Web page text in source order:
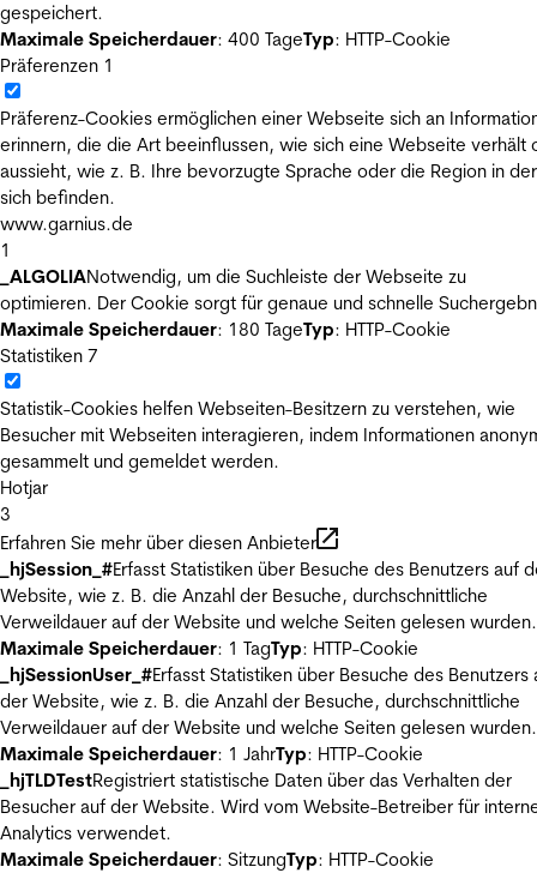
gespeichert.
Maximale Speicherdauer: 400 TageTyp: HTTP-Cookie
Präferenzen 1
Präferenz-Cookies ermöglichen einer Webseite sich an
erinnern, die die Art beeinflussen, wie sich eine Webseite verhält
aussieht, wie z. B. Ihre bevorzugte Sprache oder die Region in
sich befinden.
www.garnius.de
1
_ALGOLIANotwendig, um die Suchleiste der Webseite zu
optimieren. Der Cookie sorgt für genaue und schnelle
Maximale Speicherdauer: 180 TageTyp: HTTP-Cookie
Statistiken 7
Statistik-Cookies helfen Webseiten-Besitzern zu verstehen, wie
Besucher mit Webseiten interagieren, indem Informationen
gesammelt und gemeldet werden.
Hotjar
3
Erfahren Sie mehr über diesen Anbieter
_hjSession_#Erfasst Statistiken über Besuche des Benutzers auf
Website, wie z. B. die Anzahl der Besuche, durchschnittliche
Verweildauer auf der Website und welche Seiten gelesen wurden.
Maximale Speicherdauer: 1 TagTyp: HTTP-Cookie
_hjSessionUser_#Erfasst Statistiken über Besuche des Benutzers
der Website, wie z. B. die Anzahl der Besuche, durchschnittliche
Verweildauer auf der Website und welche Seiten gelesen wurden.
Maximale Speicherdauer: 1 JahrTyp: HTTP-Cookie
_hjTLDTestRegistriert statistische Daten über das Verhalten der
Besucher auf der Website. Wird vom Website-Betreiber für
Analytics verwendet.
Maximale Speicherdauer: SitzungTyp: HTTP-Cookie